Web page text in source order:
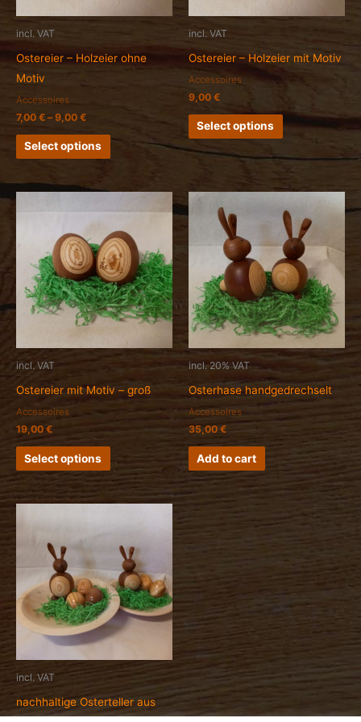
incl. VAT
Ostereier – Holzeier ohne
Motiv
Accessoires
7,00 € – 9,00 €
Select options
incl. VAT
Ostereier – Holzeier mit Motiv
Accessoires
9,00 €
Select options
incl. VAT
Ostereier mit Motiv – groß
Accessoires
19,00 €
Select options
incl. 20% VAT
Osterhase handgedrechselt
Accessoires
35,00 €
Add to cart
incl. VAT
nachhaltige Osterteller aus